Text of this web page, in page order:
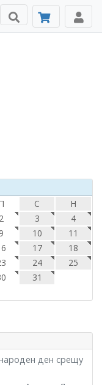
С
Н
2 3
4
9 10
11
17
18
24
25
31
ден срещу